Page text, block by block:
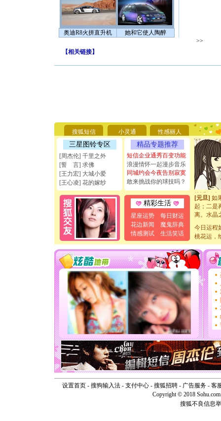
奥迪R8火拼直升机 她和它使人陶醉
>>
【相关链接】
搜狐短信 小灵通 性感丽人
三星图铃专区
[周杰伦] 千里之外
[誓 言] 求佛
[王力宏] 大城小爱
[王心凌] 花的嫁纱
精品专题推荐
短信企业通秀百变功能
浪漫情怀一起漫步音乐
同城约会今夜告别寂寞
敢来挑战你的球技吗？
精彩生活
星座运势
每日财运
花边新闻
魔鬼辞典
情感测试
生活笑话
[圣诞节]
能正大光
天都要快
[圣诞节]
如意,快
[元旦]看
断电。爱
你是我专
[元旦] 如
起；二是
离。水晶
[元旦]当
泣，这痛
卖了。水
[春节]风
颜！冬去
道一声
[春节]传
片叶子
送你一
[圣诞节]
你太多
要平安
[圣诞节]
能正大
天都要快
[圣诞节]
如意,快
[元旦]看
断电。爱
你是我专
[元旦] 如
起；二是
离。水晶
今日运程
桃花运，
设置首页- 搜狗输入法- 支付中心- 搜狐招聘- 广告服务- 客
Copyright © 2018
搜狐不良信息